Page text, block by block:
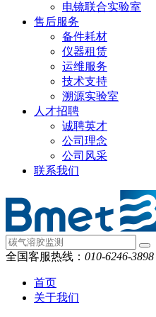
电镜联合实验室
售后服务
备件耗材
仪器租赁
运维服务
技术支持
溯源实验室
人才招聘
诚聘英才
公司理念
公司风采
联系我们
全国客服热线： 010-6246-3898
首页
关于我们